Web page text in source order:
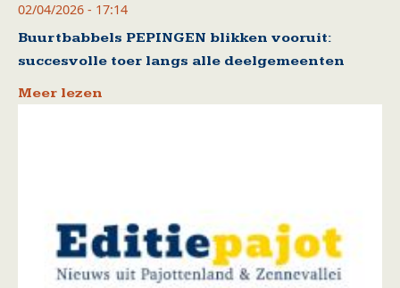
02/04/2026 - 17:14
Buurtbabbels PEPINGEN blikken vooruit:
succesvolle toer langs alle deelgemeenten
Meer lezen